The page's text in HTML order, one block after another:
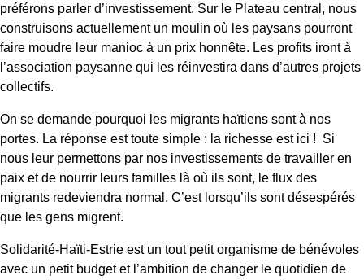
préférons parler d’investissement. Sur le Plateau central, nous
construisons actuellement un moulin où les paysans pourront
faire moudre leur manioc à un prix honnête. Les profits iront à
l’association paysanne qui les réinvestira dans d’autres projets
collectifs.
On se demande pourquoi les migrants haïtiens sont à nos
portes. La réponse est toute simple : la richesse est ici ! Si
nous leur permettons par nos investissements de travailler en
paix et de nourrir leurs familles là où ils sont, le flux des
migrants redeviendra normal. C’est lorsqu’ils sont désespérés
que les gens migrent.
Solidarité-Haïti-Estrie est un tout petit organisme de bénévoles
avec un petit budget et l’ambition de changer le quotidien de